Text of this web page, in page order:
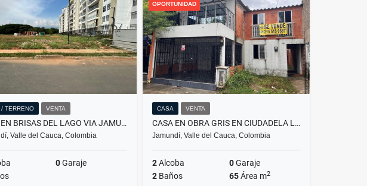
$3.700.000 $29.500.000
TERRENO VENTA
LOTE EN BRISAS DEL LAGO VIA JAMUNDI/POTRERITO AL LADO DE UNIDAD AQUA
Valle del Cauca, Colombia
0Garaje
OPORTUNIDAD
CASA VENTA
CASA EN OBRA GRIS EN CIUDADELA LAS FLORES EN JAMUNDI
Jamundí, Valle del Cauca, Colombia
2Alcoba 0Garaje
2Baños 65Área m2